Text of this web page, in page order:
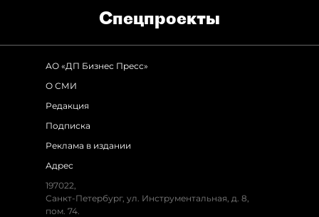
Спец­проекты
АО «ДП Бизнес Пресс»
О СМИ
Редакция
Подписка
Реклама в издании
Адрес
197022,
Санкт-Петербург, ул. Инструментальная, д. 8,
пом. 74.